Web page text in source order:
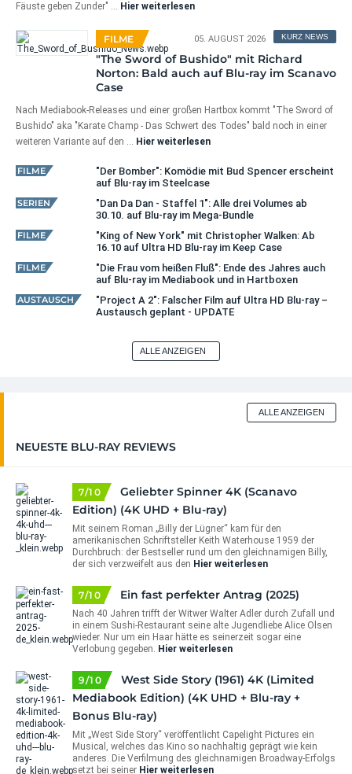
Fäuste geben Zunder" … Hier weiterlesen
FILME KURZ NEWS
05. AUGUST 2026
"The Sword of Bushido" mit Richard
Norton: Bald auch auf Blu-ray im Scanavo
Case
Nach Mediabook-Releases und einer großen Hartbox kommt "The Sword of
Bushido" aka "Karate Champ - Das Schwert des Todes" bald noch in einer
weiteren Variante auf den … Hier weiterlesen
FILME
"Der Bomber": Komödie mit Bud Spencer erscheint
auf Blu-ray im Steelcase
SERIEN
"Dan Da Dan - Staffel 1": Alle drei Volumes ab
30.10. auf Blu-ray im Mega-Bundle
FILME
"King of New York" mit Christopher Walken: Ab
16.10 auf Ultra HD Blu-ray im Keep Case
FILME
"Die Frau vom heißen Fluß": Ende des Jahres auch
auf Blu-ray im Mediabook und in Hartboxen
AUSTAUSCH
"Project A 2": Falscher Film auf Ultra HD Blu-ray –
Austausch geplant - UPDATE
ALLE ANZEIGEN
NEUESTE BLU-RAY REVIEWS
ALLE ANZEIGEN
7/10
Geliebter Spinner 4K (Scanavo
Edition) (4K UHD + Blu-ray)
Mit seinem Roman „Billy der Lügner“ kam für den
amerikanischen Schriftsteller Keith Waterhouse 1959 der
Durchbruch: der Bestseller rund um den gleichnamigen Billy,
der sich verzweifelt aus den Hier weiterlesen
7/10 Ein fast perfekter Antrag (2025)
Nach 40 Jahren trifft der Witwer Walter Adler durch Zufall und
in einem Sushi-Restaurant seine alte Jugendliebe Alice Olsen
wieder. Nur um ein Haar hätte es seinerzeit sogar eine
Verlobung gegeben. Hier weiterlesen
9/10
West Side Story (1961) 4K (Limited
Mediabook Edition) (4K UHD + Blu-ray +
Bonus Blu-ray)
Mit „West Side Story“ veröffentlicht Capelight Pictures ein
Musical, welches das Kino so nachhaltig geprägt wie kein
anderes. Die Verfilmung des gleichnamigen Broadway-Erfolgs
setzt bei seiner Hier weiterlesen